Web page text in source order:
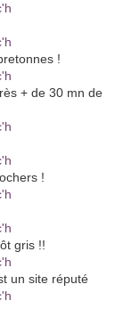
!
+ de 30 mn de
!
gris !!
un site réputé